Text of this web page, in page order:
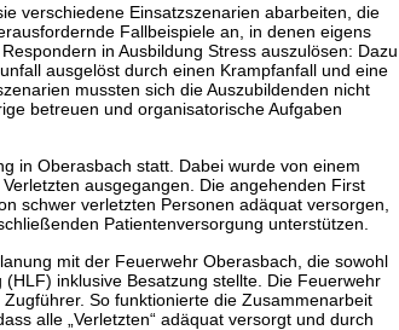
verschiedene Einsatzszenarien abarbeiten, die
Fallbeispiele an, in denen eigens
in Ausbildung Stress auszulösen: Dazu
ausgelöst durch einen Krampfanfall und eine
mussten sich die Auszubildenden nicht
betreuen und organisatorische Aufgaben
in Oberasbach statt. Dabei wurde von einem
ausgegangen. Die angehenden First
schwer verletzten Personen adäquat versorgen,
Patientenversorgung unterstützen.
mit der Feuerwehr Oberasbach, die sowohl
inklusive Besatzung stellte. Die Feuerwehr
So funktionierte die Zusammenarbeit
alle „Verletzten“ adäquat versorgt und durch